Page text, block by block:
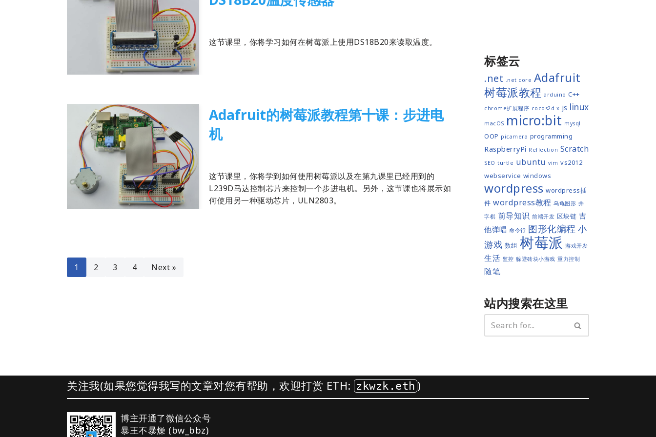
这节课里，你将学习如何在树莓派上使用DS18B20来读取温度。
Adafruit的树莓派教程第十课：步进电
机
这节课里，你将学到如何使用树莓派以及在第九课里已经用到的
L239D马达控制芯片来控制一个步进电机。另外，这节课也将展示如
何使用另一种驱动芯片，ULN2803。
1 2 3 4 Next »
标签云
.net .net core Adafruit
树莓派教程 arduino C++
chrome扩展程序 cocos2d-x js linux
macOS micro:bit mysql
OOP picamera programming
RaspberryPi Reflection Scratch
SEO turtle ubuntu vim vs2012
webservice windows
wordpress wordpress插
件 wordpress教程 乌龟图形 井
字棋 前导知识 前端开发 区块链 吉
他弹唱 命令行 图形化编程 小
游戏 数组 树莓派 游戏开发
生活 监控 躲避砖块小游戏 重力控制
随笔
站内搜索在这里
关注我(如果您觉得我写的文章对您有帮助，欢迎打赏 ETH: zkwzk.eth )
博主开通了微信公众号
暴王不暴燥 (bw_bbz)